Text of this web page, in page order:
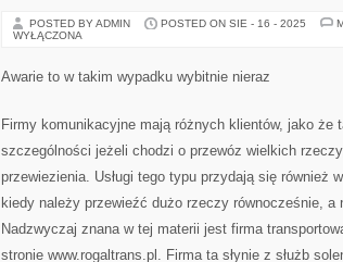
POSTED BY ADMIN POSTED ON SIE - 16 - 2025
WYŁĄCZONA
Awarie to w takim wypadku wybitnie nieraz
Firmy komunikacyjne mają różnych klientów, jako że
szczególności jeżeli chodzi o przewóz wielkich
przewiezienia. Usługi tego typu przydają się również
kiedy należy przewieźć dużo rzeczy równocześnie, a
Nadzwyczaj znana w tej materii jest firma
stronie www.rogaltrans.pl. Firma ta słynie z służb